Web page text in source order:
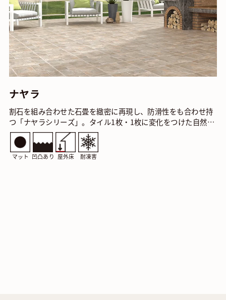
ナヤラ
割石を組み合わせた石畳を緻密に再現し、防滑性をも合わせ持
つ「ナヤラシリーズ」。タイル1枚・1枚に変化をつけた自然石
の表情は芝生や植栽との相性も抜群です。 ナヤラ…
マット 凹凸あり 屋外床 耐凍害